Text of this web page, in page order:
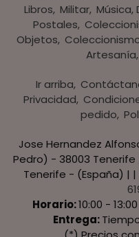
Libros Militar Música,
Postales
Objetos
Ir arriba
Privacidad
pedido
Jose Hernandez
Pedro) - 38003
Tenerife - (España) | |
Horario:10:00 -
Entrega: